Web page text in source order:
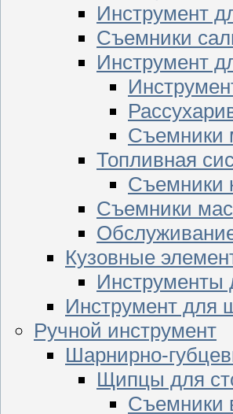
Инструмент
Съемники
Инструмент
Съемники
Топливная
Съемники
Съемники
Кузовные
Инструменты
Инструмент для
Ручной инструмент
Шарнирно-
Щипцы для
Съемники